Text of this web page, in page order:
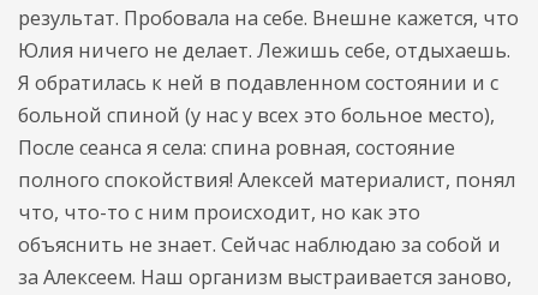
результат. Пробовала на себе. Внешне кажется, что
Юлия ничего не делает. Лежишь себе, отдыхаешь.
Я обратилась к ней в подавленном состоянии и с
больной спиной (у нас у всех это больное место),
После сеанса я села: спина ровная, состояние
полного спокойствия! Алексей материалист, понял
что, что-то с ним происходит, но как это
объяснить не знает. Сейчас наблюдаю за собой и
за Алексеем. Наш организм выстраивается заново,